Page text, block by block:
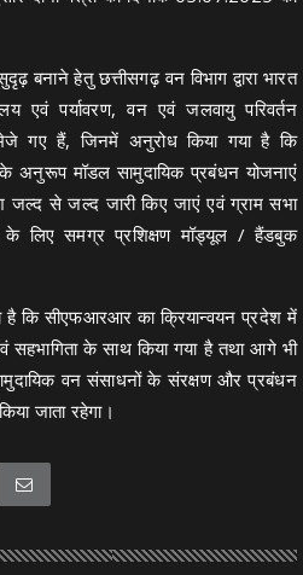
हेतु छत्तीसगढ़ वन विभाग द्वारा भारत
एवं पर्यावरण, वन एवं जलवायु परिवर्तन
गए हैं, जिनमें अनुरोध किया गया है कि
के अनुरूप मॉडल सामुदायिक प्रबंधन योजनाएं
जल्द से जल्द जारी किए जाएं एवं ग्राम सभा
के लिए समग्र प्रशिक्षण मॉड्यूल / हैंडबुक
है कि सीएफआरआर का क्रियान्वयन प्रदेश में
एवं सहभागिता के साथ किया गया है तथा आगे भी
वन संसाधनों के संरक्षण और प्रबंधन
जाता रहेगा।